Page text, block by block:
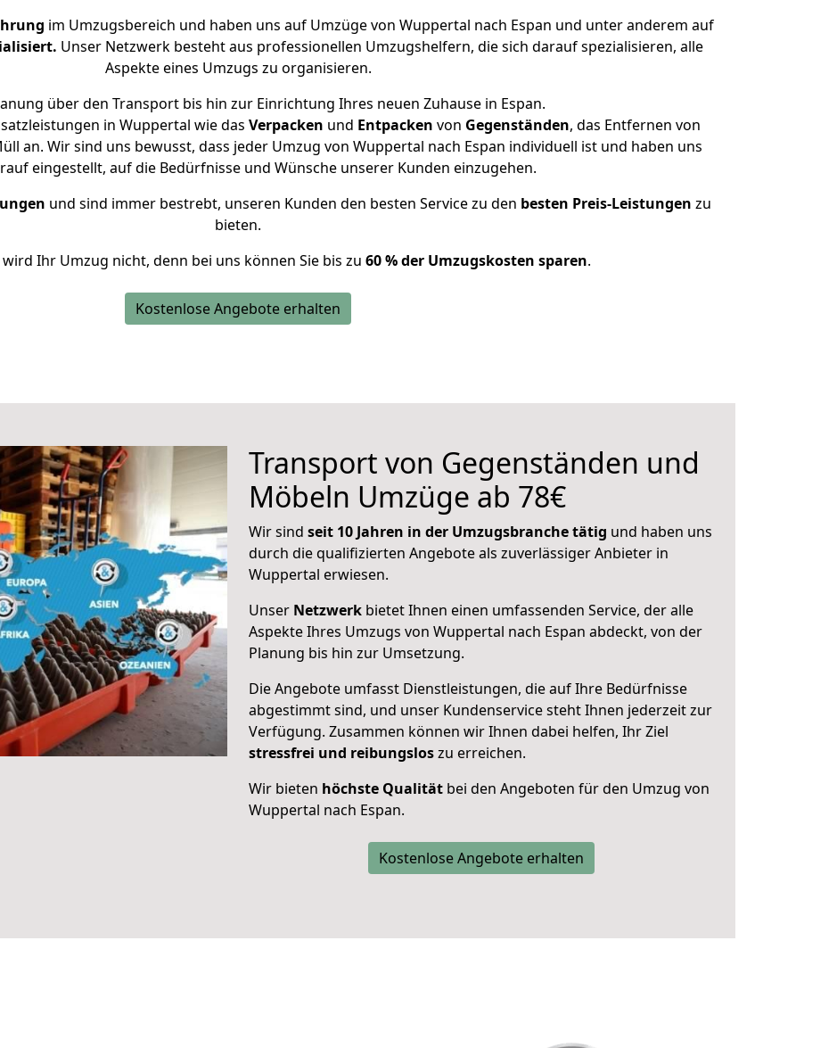
im Umzugsbereich und haben uns auf Umzüge von Wuppertal nach Espan und unter anderem auf
Unser Netzwerk besteht aus professionellen Umzugshelfern, die sich darauf spezialisieren, alle
Aspekte eines Umzugs zu organisieren.
über den Transport bis hin zur Einrichtung Ihres neuen Zuhause in Espan.
in Wuppertal wie das Verpacken und Entpacken von Gegenständen, das Entfernen von
an. Wir sind uns bewusst, dass jeder Umzug von Wuppertal nach Espan individuell ist und haben uns
eingestellt, auf die Bedürfnisse und Wünsche unserer Kunden einzugehen.
und sind immer bestrebt, unseren Kunden den besten Service zu den besten Preis-Leistungen zu
bieten.
Ihr Umzug nicht, denn bei uns können Sie bis zu 60 % der Umzugskosten sparen.
Kostenlose Angebote erhalten
Transport von Gegenständen und
Möbeln Umzüge ab 78€
Wir sind seit 10 Jahren in der Umzugsbranche tätig und haben uns
durch die qualifizierten Angebote als zuverlässiger Anbieter in
Wuppertal erwiesen.
Unser Netzwerk bietet Ihnen einen umfassenden Service, der alle
Aspekte Ihres Umzugs von Wuppertal nach Espan abdeckt, von der
Planung bis hin zur Umsetzung.
Die Angebote umfasst Dienstleistungen, die auf Ihre Bedürfnisse
abgestimmt sind, und unser Kundenservice steht Ihnen jederzeit zur
Verfügung. Zusammen können wir Ihnen dabei helfen, Ihr Ziel
stressfrei und reibungsloszu erreichen.
Wir bieten höchste Qualität bei den Angeboten für den Umzug von
Wuppertal nach Espan.
Kostenlose Angebote erhalten